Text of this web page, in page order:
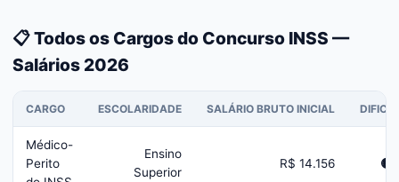
📋 Todos os Cargos do Concurso INSS —
Salários 2026
CARGO ESCOLARIDADE SALÁRIO BRUTO INICIAL
Médico-
Perito
Ensino
Superior
R$ 14.156 🟡